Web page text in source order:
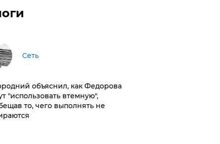
Сеть
объяснил, как Федорова
"использовать втемную",
то, чего выполнять не